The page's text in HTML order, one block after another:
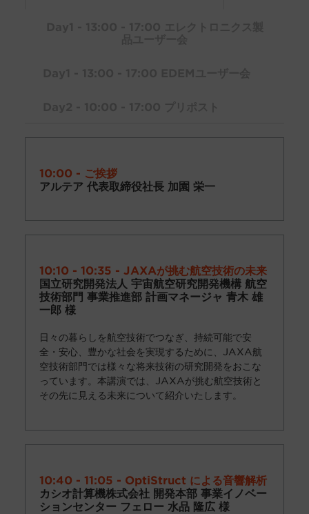
10:00 - ご挨拶
アルテア 代表取締役社長 加園 栄一
10:10 - 10:35 - JAXAが挑む航空技術の未来
国立研究開発法人 宇宙航空研究開発機構 航空
技術部門 事業推進部 計画マネージャ 青木 雄
一郎 様
日々の暮らしを航空技術でつなぎ、持続可能で安
全・安心、豊かな社会を実現するために、JAXA航
空技術部門では様々な将来技術の研究開発をおこな
っています。本講演では、JAXAが挑む航空技術と
その先に見える未来について紹介いたします。
10:40 - 11:05 - OptiStruct による音響解析
カシオ計算機株式会社 開発本部 事業イノベー
ションセンター フェロー 水品 隆広 様